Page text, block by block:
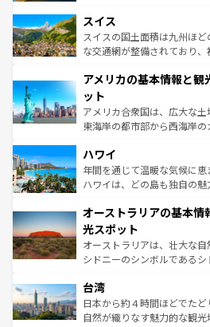
を参照してほしい。
は、お酒好きな人にはぜひ体験してほ
ドイツ情報はコンテンツ一覧
リアごとに異なる魅力がある
ティー、ビール好きにはた
戦など、本場だからこそで
ンツ一覧を参照してほしい。
スイス
スイスの国土面積は九州ほ
な交通網が整備されており
の建物がそのまま残る町や、
博物館もあり、アルプス観光
ことができる。国民の所得が
者向けの交通パス提供のサ
着のスイス情報は
アメリカの基本情報と
ット
アメリカ合衆国は、広大な土
東海岸の都市部から西海岸
のような巨大都市は、観光、
ンメントが詰まった刺激的
西部には大自然が広がり、
部のニューオーリンズでは、
文化が魅力。旅行者はアメリ
しみながら、その多様性と豊
るだろう。車でのロードトリ
情報は
ハワイ
年間を通じて温暖な気候に
ハワイは、どの島も独自の
ワイ島は見逃せない。また、
島だが、静かな自然を求める
おすすめ。エメラルドグリー
文化や歴史が息づいている
人々、おいしいローカルフー
ク、伝統的なフラダンスな
っている。訪れるたびに新し
オーストラリアの基本
光スポット
オーストラリアは、壮大な自
シドニーのシンボルである
リアリーフや大陸中央部にそ
ク）、タスマニアの美しい
ど、見どころがたくさん。
台湾
日本から約４時間ほどでた
自然が織りなす魅力的な観